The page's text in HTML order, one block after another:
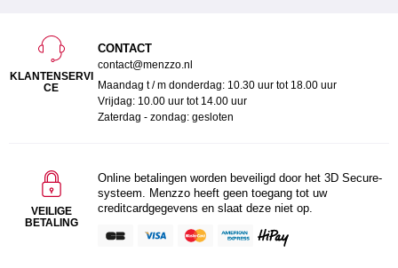
KLANTENSERVI
CE
CONTACT
contact@menzzo.nl
Maandag t / m donderdag: 10.30 uur tot 18.00 uur
Vrijdag: 10.00 uur tot 14.00 uur
Zaterdag - zondag: gesloten
VEILIGE
BETALING
Online betalingen worden beveiligd door het 3D Secure-
systeem. Menzzo heeft geen toegang tot uw
creditcardgegevens en slaat deze niet op.